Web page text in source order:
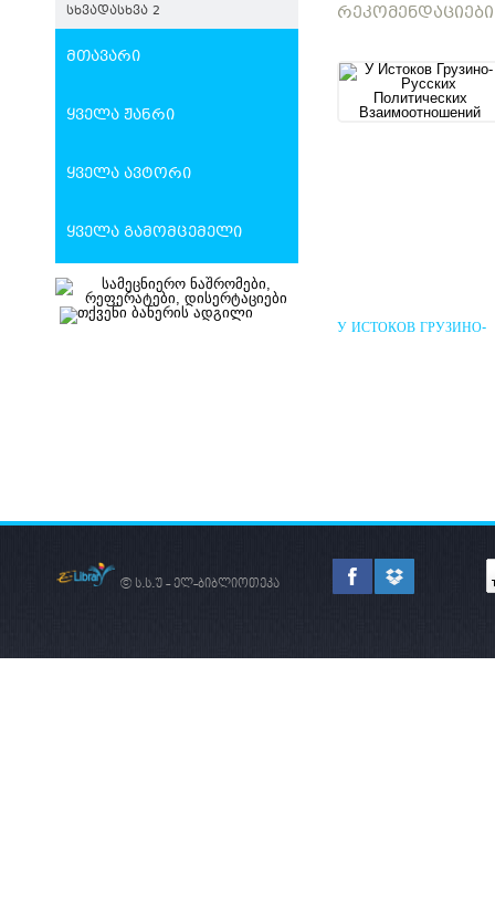
ᲡᲮᲕᲐᲓᲐᲡᲮᲕᲐ 2
მთავარი
ყველა ჟანრი
ყველა ავტორი
ყველა გამომცემელი
ᲠᲔᲙᲝᲛᲔᲜᲓᲐᲪᲘᲔᲑᲘ
У ИСТОКОВ ГРУЗИНО-
© ს.ს.უ - ელ-ბიბლიოთეკა